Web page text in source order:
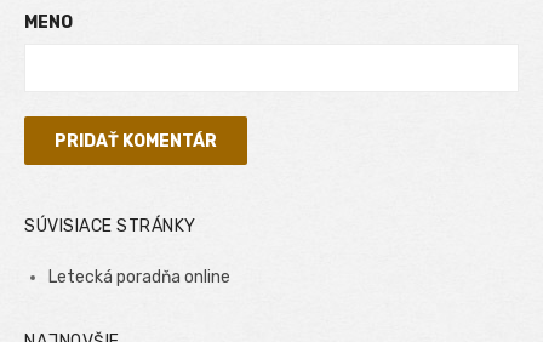
MENO
SÚVISIACE STRÁNKY
Letecká poradňa online